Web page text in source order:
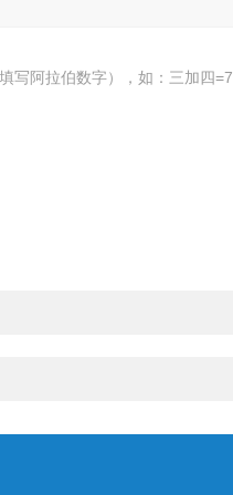
写阿拉伯数字），如：三加四=7